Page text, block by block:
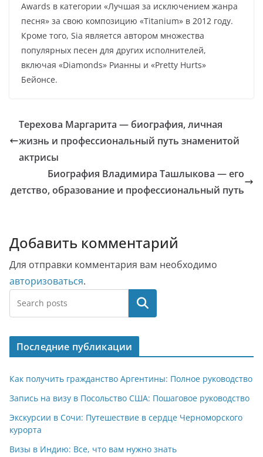
Awards в категории «Лучшая за исключением жанра
песня» за свою композицию «Titanium» в 2012 году.
Кроме того, Sia является автором множества
популярных песен для других исполнителей,
включая «Diamonds» Рианны и «Pretty Hurts»
Бейонсе.
Терехова Маргарита — биография, личная
жизнь и профессиональный путь знаменитой
актрисы
Биография Владимира Ташлыкова — его
детство, образование и профессиональный путь
Добавить комментарий
Для отправки комментария вам необходимо
авторизоваться.
Поиск
Последние публикации
Как получить гражданство Аргентины: Полное руководство
Запись на визу в Посольство США: Пошаговое руководство
Экскурсии в Сочи: Путешествие в сердце Черноморского
курорта
Визы в Индию: Все, что вам нужно знать